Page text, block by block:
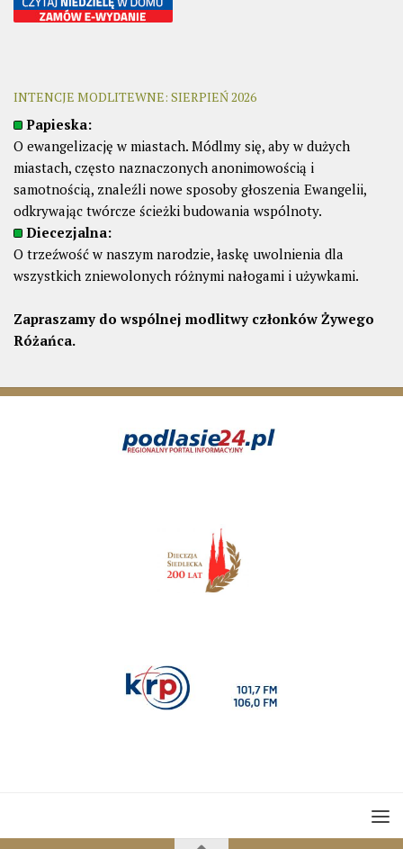
INTENCJE MODLITEWNE: SIERPIEŃ 2026
Papieska:
O ewangelizację w miastach. Módlmy się, aby w dużych
miastach, często naznaczonych anonimowością i
samotnością, znaleźli nowe sposoby głoszenia Ewangelii,
odkrywając twórcze ścieżki budowania wspólnoty.
Diecezjalna:
O trzeźwość w naszym narodzie, łaskę uwolnienia dla
wszystkich zniewolonych różnymi nałogami i używkami.
Zapraszamy do wspólnej modlitwy członków Żywego
Różańca.